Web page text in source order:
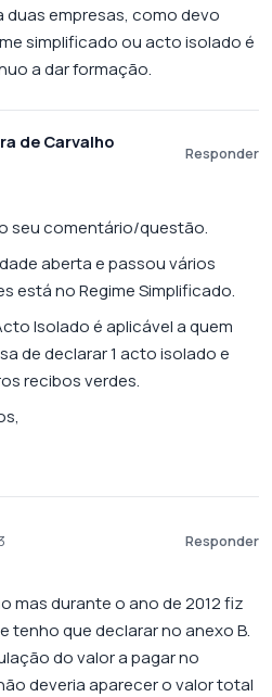
duas empresas, como devo
simplificado ou acto isolado é
a dar formação.
de Carvalho
Responder
seu comentário/questão.
aberta e passou vários
está no Regime Simplificado.
Isolado é aplicável a quem
de declarar 1 acto isolado e
recibos verdes.
Responder
mas durante o ano de 2012 fiz
tenho que declarar no anexo B.
do valor a pagar no
deveria aparecer o valor total